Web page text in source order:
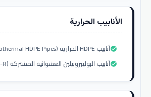
الأنابيب الحرارية
أنابيب HDPE الحرارية (Geothermal HDPE Pipes)check_circle
أنابيب البوليبروبيلين العشوائية المشتركة (PP-R)check_circle